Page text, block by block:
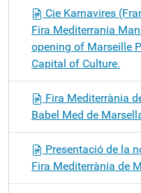
Cie Karnavires
Fira Mediterrania
opening of Marseille
Capital of Culture.
Fira Mediterrània
Babel Med de
Presentació de la
Fira Mediterrània de